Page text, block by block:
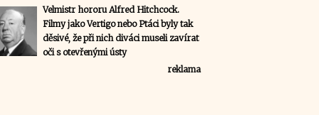
Velmistr hororu Alfred Hitchcock.
Filmy jako Vertigo nebo Ptáci byly tak
děsivé, že při nich diváci museli zavírat
oči s otevřenými ústy
reklama